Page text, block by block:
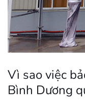
Vì sao việc
Bình Dương